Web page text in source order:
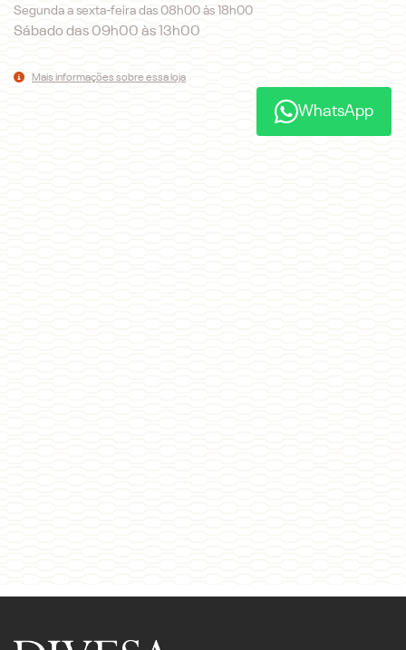
Segunda a sexta-feira das 08h00 às 18h00
Sábado das 09h00 às 13h00
Mais informações sobre essa loja
WhatsApp